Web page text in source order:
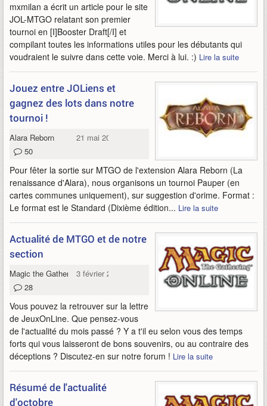
mxmilan a écrit un article pour le site
JOL-MTGO relatant son premier
tournoi en [I]Booster Draft[/I] et
compilant toutes les informations utiles pour les débutants qui
voudraient le suivre dans cette voie. Merci à lui. :) Lire la suite
Jouez entre JOLiens et
gagnez des lots dans notre
tournoi !
Alara Reborn
21 mai 2009
50
Pour fêter la sortie sur MTGO de l'extension Alara Reborn (La
renaissance d'Alara), nous organisons un tournoi Pauper (en
cartes communes uniquement), sur suggestion d'orime. Format :
Le format est le Standard (Dixième édition... Lire la suite
Actualité de MTGO et de notre
section
Magic the Gathering Online
3 février 2009
28
Vous pouvez la retrouver sur la lettre
de JeuxOnLine. Que pensez-vous
de l'actualité du mois passé ? Y a t'il eu selon vous des temps
forts qui vous laisseront de bons souvenirs, ou au contraire des
déceptions ? Discutez-en sur notre forum ! Lire la suite
Résumé de l'actualité
d'octobre